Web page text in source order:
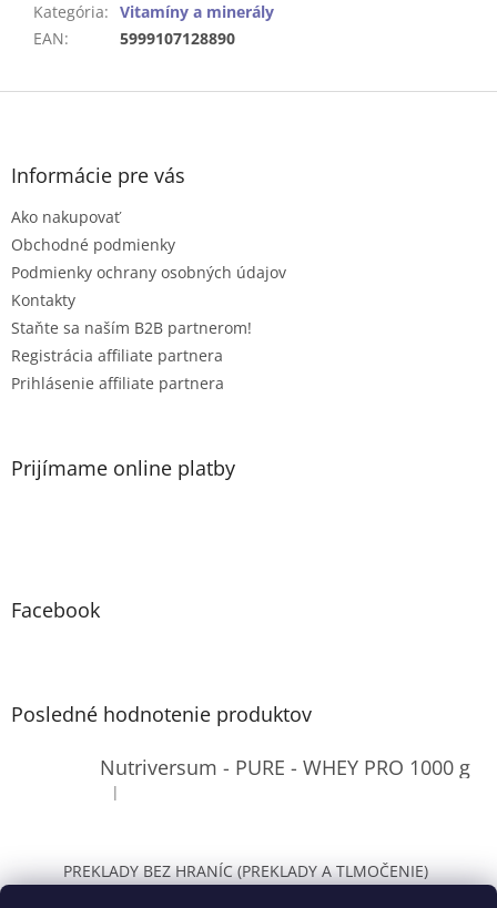
Kategória: Vitamíny a minerály
EAN: 5999107128890
Z
Informácie pre vás
Ako nakupovať
Obchodné podmienky
Podmienky ochrany osobných údajov
Kontakty
Staňte sa naším B2B partnerom!
Registrácia affiliate partnera
Prihlásenie affiliate partnera
Prijímame online platby
Facebook
Posledné hodnotenie produktov
Nutriversum - PURE - WHEY PRO 1000 g
Hodnotenie produktu je 4 z 5 hviezdičiek.
|
PREKLADY BEZ HRANÍC (PREKLADY A TLMOČENIE)
WOLT Bratislava